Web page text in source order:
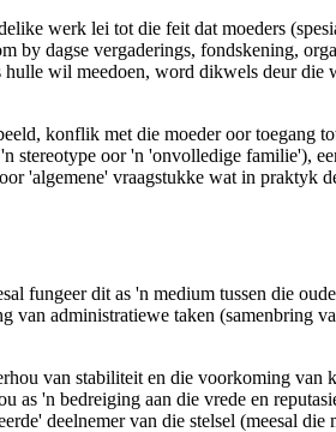
werk lei tot die feit dat moeders
by dagse vergaderings, fondskening,
hulle wil meedoen, word dikwels deur die
konflik met die moeder oor toegang
stereotype oor 'n 'onvolledige familie'),
'algemene' vraagstukke wat in praktyk
fungeer dit as 'n medium tussen die
van administratiewe taken (samenbring
van stabiliteit en die voorkoming van
as 'n bedreiging aan die vrede en
deelnemer van die stelsel (meesal die